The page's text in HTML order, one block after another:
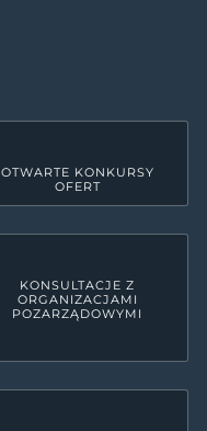
OTWARTE KONKURSY
OFERT
KONSULTACJE Z
ORGANIZACJAMI
POZARZĄDOWYMI